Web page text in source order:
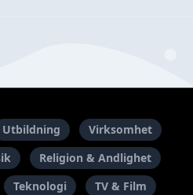
Utbildning
Virksomhet
Religion & Andlighet
Teknologi
TV & Film